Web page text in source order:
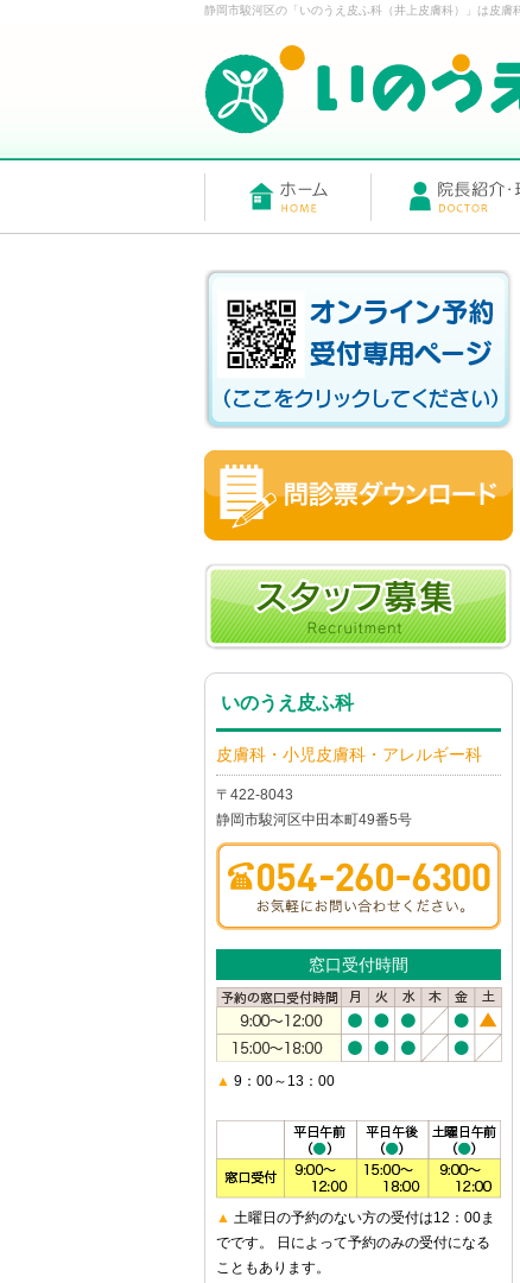
静岡市駿河区の「いのうえ皮ふ科（井上皮膚科）」は皮膚
いのうえ皮ふ科
皮膚科・小児皮膚科・アレルギー科
〒422-8043
静岡市駿河区中田本町49番5号
窓口受付時間
▲ 9：00～13：00
▲ 土曜日の予約のない方の受付は12：00ま
でです。 日によって予約のみの受付になる
こともあります。